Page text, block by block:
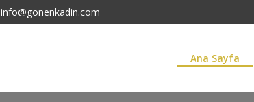
info@gonenkadin.com
Ana Sayfa